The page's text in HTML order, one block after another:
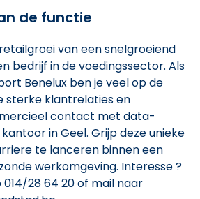
de functie
van een snelgroeiend
bedrijf in de voedingssector. Als
Benelux ben je veel op de
sterke klantrelaties en
contact met data-
in Geel. Grijp deze unieke
te lanceren binnen een
werkomgeving. Interesse ?
28 64 20 of mail naar